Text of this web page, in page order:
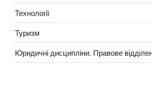
Технології
Туризм
Юридичні дисципліни. Правове